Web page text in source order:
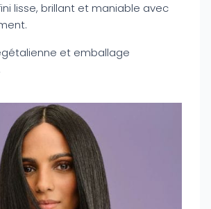
lisse, brillant et maniable avec
et emballage